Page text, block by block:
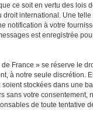
ce soit en vertu des lois
international. Une
notification à votre
est enregistrée
France » se réserve le
à notre seule discrétion.
stockées dans une
sans votre consentement,
de toute tentative